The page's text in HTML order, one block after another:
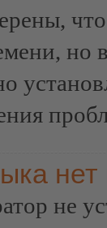
но
нет
не